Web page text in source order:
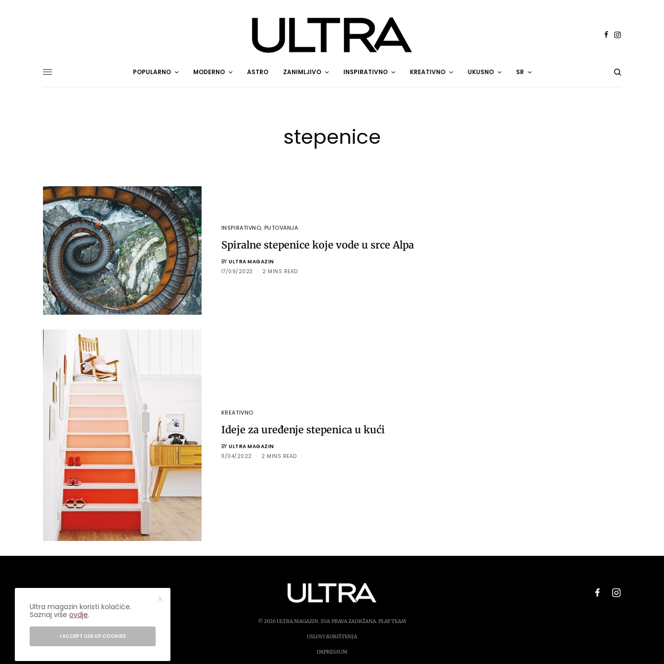
POPULARNO MODERNO ASTRO ZANIMLJIVO INSPIRATIVNO KREATIVNO UKUSNO SR
stepenice
INSPIRATIVNO, PUTOVANJA
Spiralne stepenice koje vode u srce Alpa
BY ULTRA MAGAZIN
17/09/2023
2 MINS READ
KREATIVNO
Ideje za uređenje stepenica u kući
BY ULTRA MAGAZIN
11/04/2022
2 MINS READ
© 2026 ULTRA MAGAZIN. SVA PRAVA ZADRŽANA. PLAY TEAM
USLOVI KORIŠTENJA
IMPRESSUM
Ultra magazin koristi kolačiće.
Saznaj višeovdje.
I ACCEPT USE OF COOKIES